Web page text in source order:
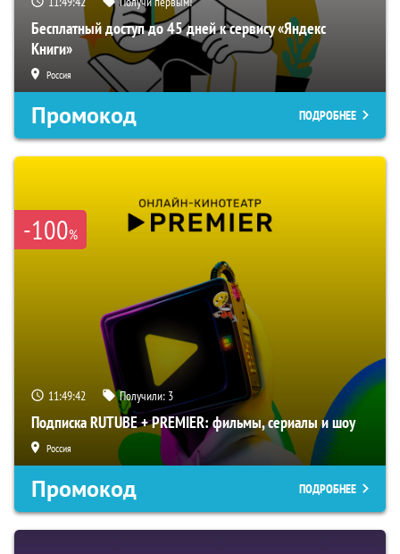
Бесплатный доступ до 45 дней к сервису «Яндекс
Книги»
Россия
Промокод ПОДРОБНЕЕ
-100%
11:49:41 Получили: 3
Подписка RUTUBE + PREMIER: фильмы, сериалы и шоу
Россия
Промокод ПОДРОБНЕЕ